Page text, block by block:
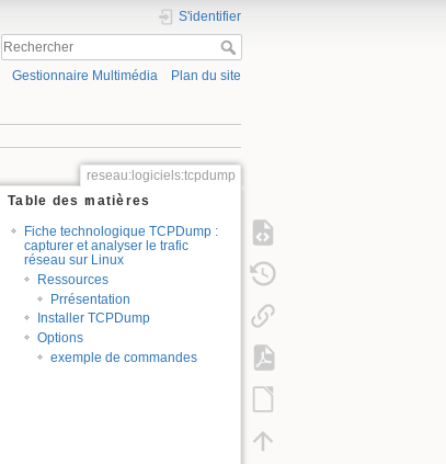
S'identifier
Gestionnaire Multimédia Plan du site
reseau:logiciels:tcpdump
Table des matières
Fiche technologique TCPDump :
capturer et analyser le trafic
réseau sur Linux
Ressources
Prrésentation
Installer TCPDump
Options
exemple de commandes